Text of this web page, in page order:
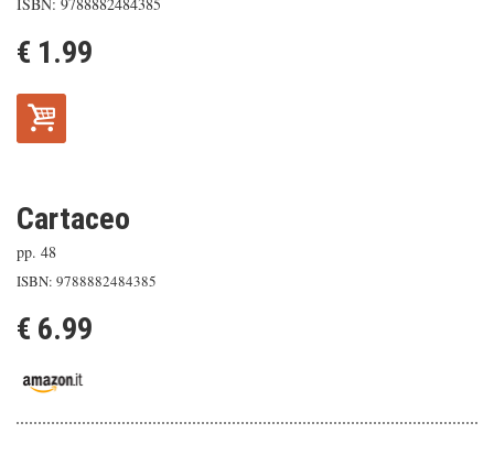
€ 1.99
Cartaceo
pp. 48
ISBN: 9788882484385
€ 6.99